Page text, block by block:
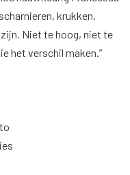
krukken,
Niet te hoog, niet te
het verschil maken.”